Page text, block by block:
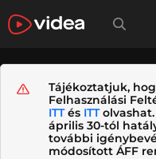
Tájékoztatjuk,
Felhasználási
ITTés ITTolvashat.
április 30-tól
további
módosított ÁFF